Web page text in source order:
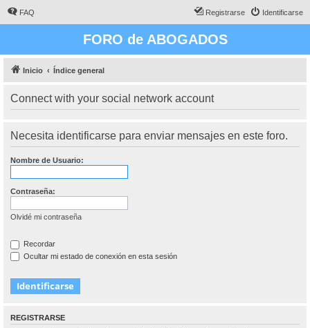
FAQ Identificarse
Registrarse
FORO de ABOGADOS
Inicio Índice general
Connect with your social network account
Necesita identificarse para enviar mensajes en este foro.
Nombre de Usuario:
Contraseña:
Olvidé mi contraseña
Recordar
Ocultar mi estado de conexión en esta sesión
REGISTRARSE